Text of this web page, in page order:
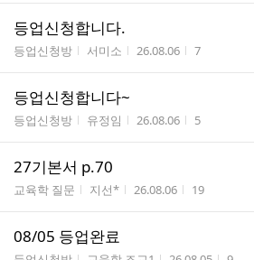
등업신청합니다.
게시판명
등업신청방 작성자
서미소 작성시간
26.08.06 조회수
7
등업신청합니다~
게시판명
등업신청방 작성자
유정임 작성시간
26.08.06 조회수
5
27기본서 p.70
게시판명
교육학 질문 작성자
지선* 작성시간
26.08.06 조회수
19
08/05 등업완료